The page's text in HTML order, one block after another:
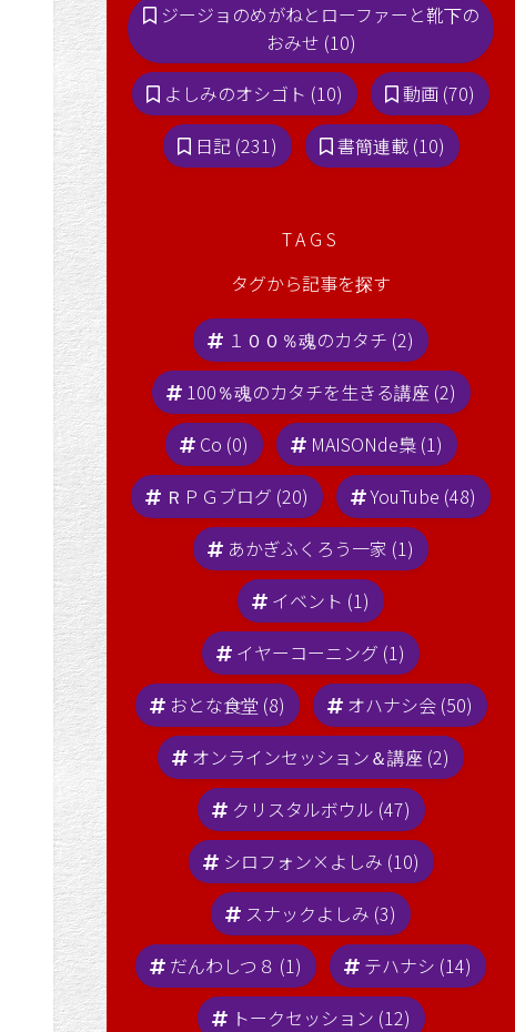
ジージョのめがねとローファーと靴下の
おみせ (10)
よしみのオシゴト (10)
動画 (70)
日記 (231)
書簡連載 (10)
TAGS
タグから記事を探す
１００％魂のカタチ (2)
100％魂のカタチを生きる講座 (2)
Co (0)
MAISONde梟 (1)
ＲＰＧブログ (20)
YouTube (48)
あかぎふくろう一家 (1)
イベント (1)
イヤーコーニング (1)
おとな食堂 (8)
オハナシ会 (50)
オンラインセッション＆講座 (2)
クリスタルボウル (47)
シロフォン×よしみ (10)
スナックよしみ (3)
だんわしつ８ (1)
テハナシ (14)
トークセッション (12)